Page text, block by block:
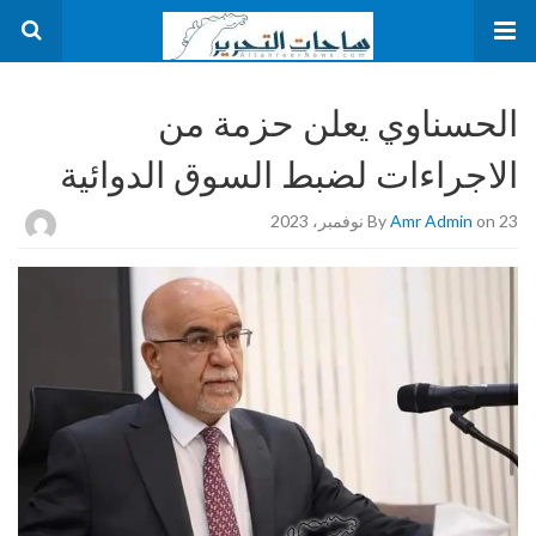
الحسناوي يعلن حزمة من
الاجراءات لضبط السوق الدوائية
ByAmr Admin on 23 نوفمبر، 2023